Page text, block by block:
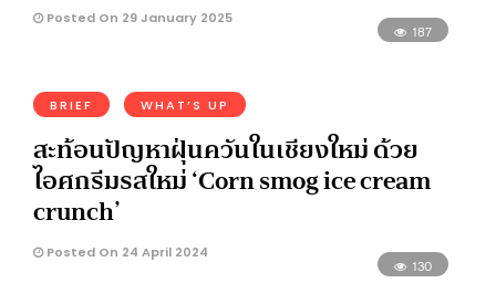
Posted On 29 January 2025
187
BRIEF WHAT’S UP
สะท้อนปัญหาฝุ่นควันในเชียงใหม่ ด้วย
ไอศกรีมรสใหม่ ‘Corn smog ice cream
crunch’
Posted On 24 April 2024
130